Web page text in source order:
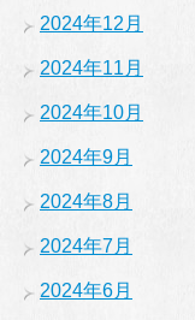
2024年12月
2024年11月
2024年10月
2024年9月
2024年8月
2024年7月
2024年6月